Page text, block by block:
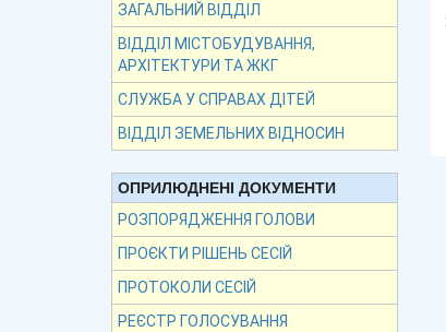
ЗАГАЛЬНИЙ ВІДДІЛ
ВІДДІЛ МІСТОБУДУВАННЯ,
АРХІТЕКТУРИ ТА ЖКГ
СЛУЖБА У СПРАВАХ ДІТЕЙ
ВІДДІЛ ЗЕМЕЛЬНИХ ВІДНОСИН
ОПРИЛЮДНЕНІ ДОКУМЕНТИ
РОЗПОРЯДЖЕННЯ ГОЛОВИ
ПРОЄКТИ РІШЕНЬ СЕСІЙ
ПРОТОКОЛИ СЕСІЙ
РЕЄСТР ГОЛОСУВАННЯ